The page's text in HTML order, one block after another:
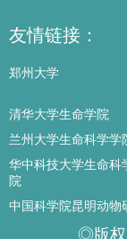
友情链接：
郑州大学
清华大学生命学院
兰州大学生命科学学
华中科技大学生命科
院
中国科学院昆明动物
◎版权